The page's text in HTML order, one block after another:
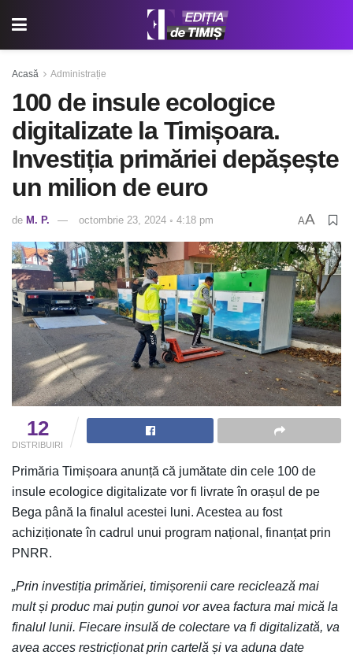
Acasă Administrație
100 de insule ecologice
digitalizate la Timișoara.
Investiția primăriei depășește
un milion de euro
de M. P. octombrie 23, 2024 ◦ 4:18 pm AA
12
DISTRIBUIRI
Primăria Timișoara anunță că jumătate din cele 100 de
insule ecologice digitalizate vor fi livrate în orașul de pe
Bega până la finalul acestei luni. Acestea au fost
achiziționate în cadrul unui program național, finanțat prin
PNRR.
„Prin investiția primăriei, timișorenii care reciclează mai
mult și produc mai puțin gunoi vor avea factura mai mică la
finalul lunii. Fiecare insulă de colectare va fi digitalizată, va
avea acces restricționat prin cartelă și va aduna date